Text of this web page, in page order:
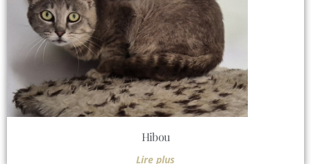
Hibou
Lire plus